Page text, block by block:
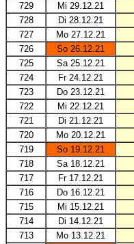
729
Mi 29.12.21
728
Di 28.12.21
727
Mo 27.12.21
726
So 26.12.21
725
Sa 25.12.21
724
Fr 24.12.21
723
Do 23.12.21
722
Mi 22.12.21
721
Di 21.12.21
720
Mo 20.12.21
719
So 19.12.21
718
Sa 18.12.21
717
Fr 17.12.21
716
Do 16.12.21
715
Mi 15.12.21
714
Di 14.12.21
713
Mo 13.12.21